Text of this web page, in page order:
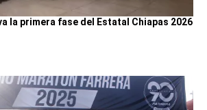
la primera fase del Estatal Chiapas 2026